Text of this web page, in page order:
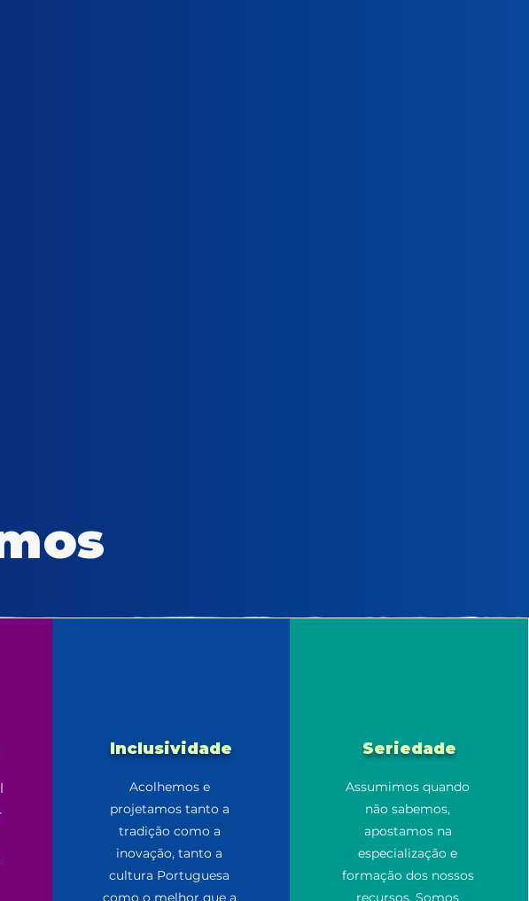
Inclusividade
Acolhemos e
projetamos tanto a
tradição como a
inovação, tanto a
cultura Portuguesa
como o melhor que a
Seriedade
Assumimos quando
não sabemos,
apostamos na
especialização e
formação dos nossos
recursos. Somos